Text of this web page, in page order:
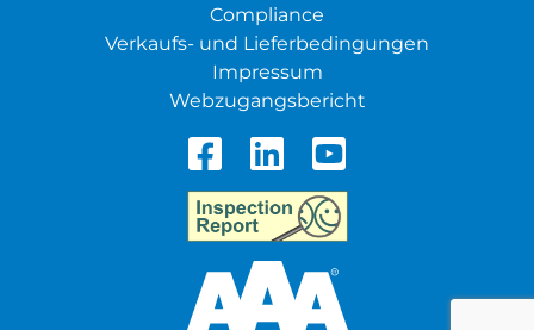
Compliance
Verkaufs- und Lieferbedingungen
Impressum
Webzugangsbericht